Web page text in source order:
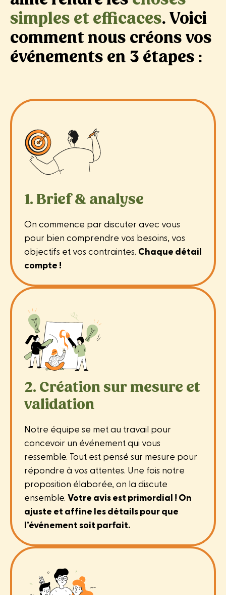
simples et efficaces. Voici
comment nous créons vos
événements en 3 étapes :
1. Brief & analyse
On commence par discuter avec vous
pour bien comprendre vos besoins, vos
objectifs et vos contraintes. Chaque détail
compte !
2. Création sur mesure et
validation
Notre équipe se met au travail pour
concevoir un événement qui vous
ressemble. Tout est pensé sur mesure pour
répondre à vos attentes. Une fois notre
proposition élaborée, on la discute
ensemble. Votre avis est primordial ! On
ajuste et affine les détails pour que
l’événement soit parfait.